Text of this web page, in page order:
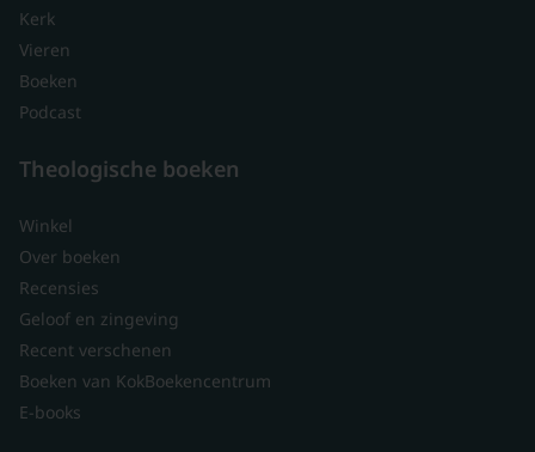
Kerk
Vieren
Boeken
Podcast
Theologische boeken
Winkel
Over boeken
Recensies
Geloof en zingeving
Recent verschenen
Boeken van KokBoekencentrum
E-books